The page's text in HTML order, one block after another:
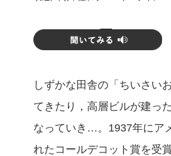
しずかな田舎の「ちいさい
てきたり，高層ビルが建っ
なっていき…。1937年にア
れたコールデコット賞を受